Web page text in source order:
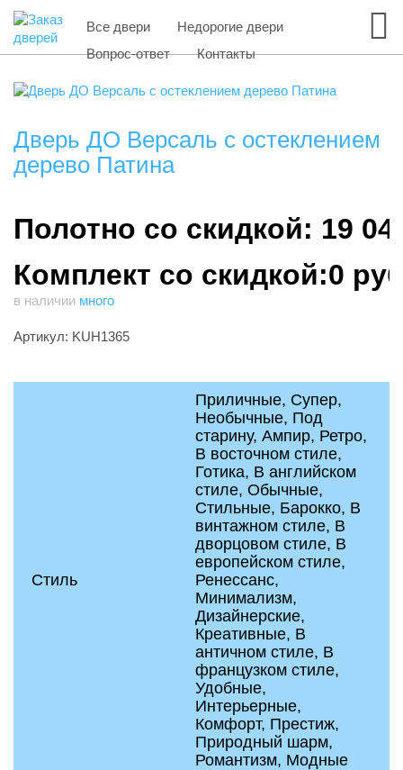
Все двери
Недорогие двери
Вопрос-ответ
Контакты
Дверь ДО Версаль с остеклением
дерево Патина
Полотно со скидкой: 19
Комплект со скидкой:0
в наличии много
Артикул: KUH1365
Стиль
Приличные, Супер,
Необычные, Под
старину, Ампир, Ретро,
В восточном стиле,
Готика, В английском
стиле, Обычные,
Стильные, Барокко, В
винтажном стиле, В
дворцовом стиле, В
европейском стиле,
Ренессанс,
Минимализм,
Дизайнерские,
Креативные, В
античном стиле, В
французком стиле,
Удобные,
Интерьерные,
Комфорт, Престиж,
Природный шарм,
Романтизм, Модные